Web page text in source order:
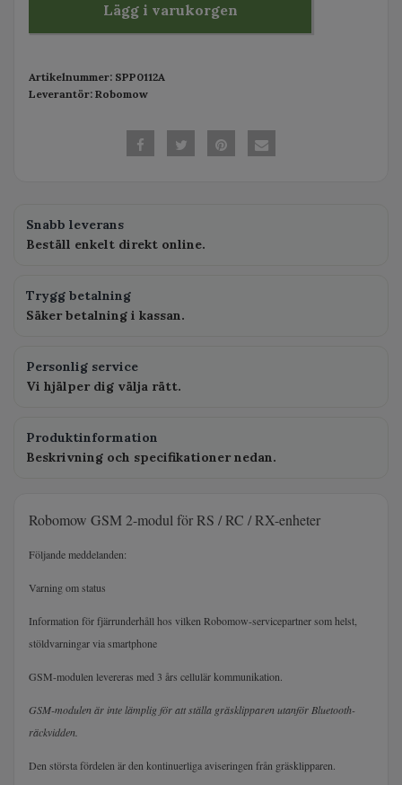
Lägg i varukorgen
Artikelnummer: SPP0112A
Leverantör: Robomow
Snabb leverans
Beställ enkelt direkt online.
Trygg betalning
Säker betalning i kassan.
Personlig service
Vi hjälper dig välja rätt.
Produktinformation
Beskrivning och specifikationer nedan.
Robomow GSM 2-modul för RS / RC / RX-enheter
Följande meddelanden:
Varning om status
Information för fjärrunderhåll hos vilken Robomow-servicepartner som helst,
stöldvarningar via smartphone
GSM-modulen levereras med 3 års cellulär kommunikation.
GSM-modulen är inte lämplig för att ställa gräsklipparen utanför Bluetooth-
räckvidden.
Den största fördelen är den kontinuerliga aviseringen från gräsklipparen.